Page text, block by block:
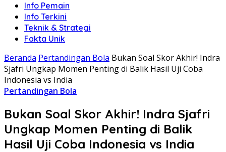
Info Pemain
Info Terkini
Teknik & Strategi
Fakta Unik
Beranda Pertandingan Bola Bukan Soal Skor Akhir! Indra
Sjafri Ungkap Momen Penting di Balik Hasil Uji Coba
Indonesia vs India
Pertandingan Bola
Bukan Soal Skor Akhir! Indra Sjafri
Ungkap Momen Penting di Balik
Hasil Uji Coba Indonesia vs India